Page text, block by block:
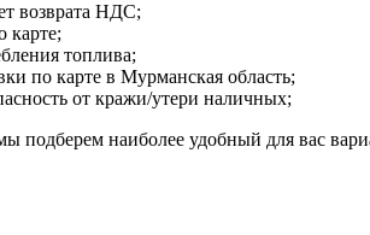
возврата НДС;
карте;
топлива;
по карте в Мурманская область;
от кражи/утери наличных;
подберем наиболее удобный для вас